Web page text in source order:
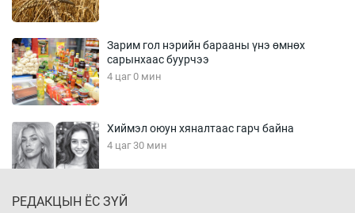
Зарим гол нэрийн барааны үнэ өмнөх
сарынхаас буурчээ
4 цаг 0 мин
Хиймэл оюун хяналтаас гарч байна
4 цаг 30 мин
РЕДАКЦЫН ЁС ЗҮЙ